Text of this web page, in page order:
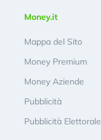
Money.it
Mappa del Sito
Money Premium
Money Aziende
Pubblicità
Pubblicità Elettorale